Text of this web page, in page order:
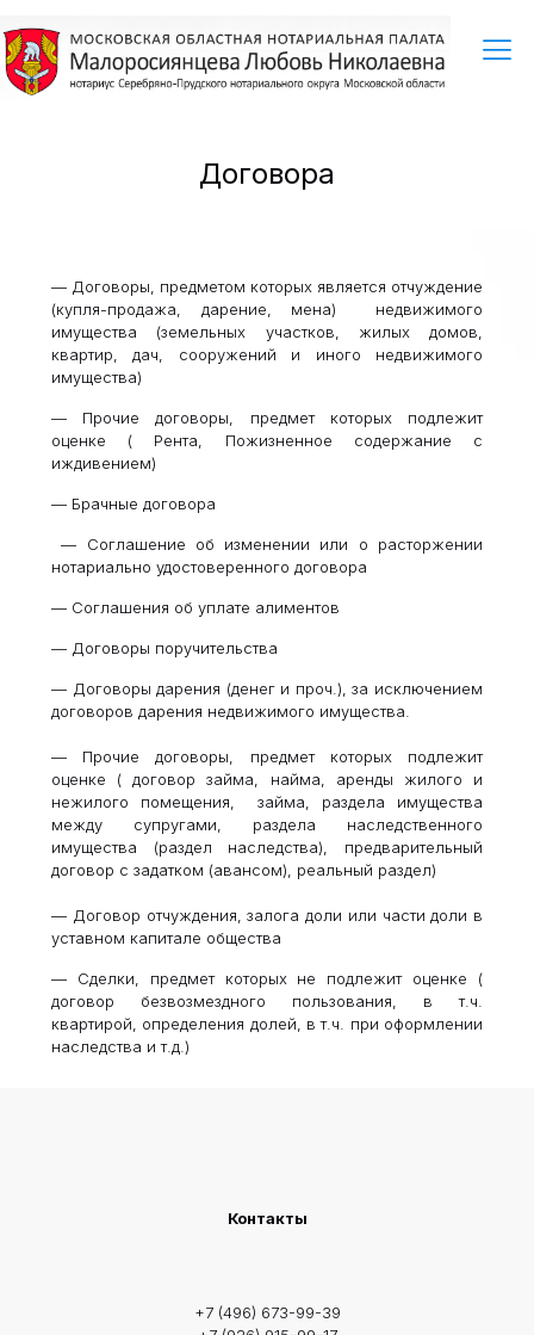
Договора
— Договоры, предметом которых является отчуждение
(купля-продажа, дарение, мена) недвижимого
имущества (земельных участков, жилых домов,
квартир, дач, сооружений и иного недвижимого
имущества)
— Прочие договоры, предмет которых подлежит
оценке ( Рента, Пожизненное содержание с
иждивением)
— Брачные договора
— Соглашение об изменении или о расторжении
нотариально удостоверенного договора
— Соглашения об уплате алиментов
— Договоры поручительства
— Договоры дарения (денег и проч.), за исключением
договоров дарения недвижимого имущества.
— Прочие договоры, предмет которых подлежит
оценке ( договор займа, найма, аренды жилого и
нежилого помещения, займа, раздела имущества
между супругами, раздела наследственного
имущества (раздел наследства), предварительный
договор с задатком (авансом), реальный раздел)
— Договор отчуждения, залога доли или части доли в
уставном капитале общества
— Сделки, предмет которых не подлежит оценке (
договор безвозмездного пользования, в т.ч.
квартирой, определения долей, в т.ч. при оформлении
наследства и т.д.)
Контакты
+7 (496) 673-99-39